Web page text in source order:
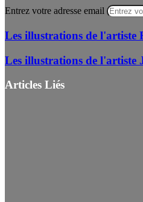
Entrez votre adresse email
Les illustrations de l'artiste
Les illustrations de l'artiste
Articles Liés